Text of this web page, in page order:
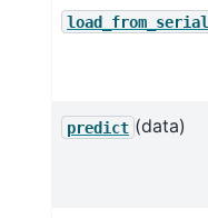
load_from_serial
predict (data)